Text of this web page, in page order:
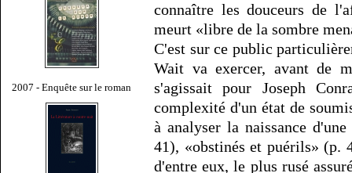
2007 - Enquête sur le roman
connaître les douceurs de
meurt «libre de la sombre
C'est sur ce public
Wait va exercer, avant de
s'agissait pour Joseph
complexité d'un état de
à analyser la naissance
41), «obstinés et puérils»
d'entre eux, le plus rusé